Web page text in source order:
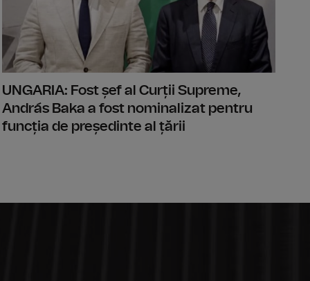
UNGARIA: Fost șef al Curții Supreme,
András Baka a fost nominalizat pentru
funcția de președinte al țării